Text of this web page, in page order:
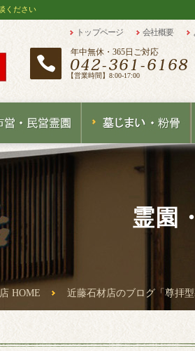
ください
トップページ 会社概要
年中無休・365日ご対応
【営業時間】8:00-17:00
霊園
HOME 近藤石材店のブログ「尊拝